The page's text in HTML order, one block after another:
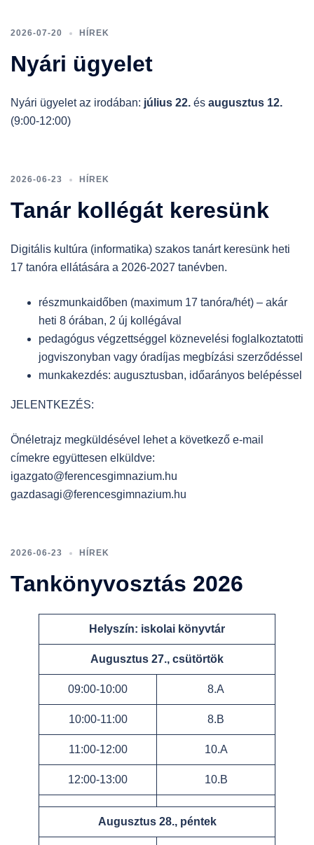
2026-07-20 HÍREK
Nyári ügyelet
Nyári ügyelet az irodában: július 22. és augusztus 12.
(9:00-12:00)
2026-06-23 HÍREK
Tanár kollégát keresünk
Digitális kultúra (informatika) szakos tanárt keresünk heti
17 tanóra ellátására a 2026-2027 tanévben.
részmunkaidőben (maximum 17 tanóra/hét) – akár
heti 8 órában, 2 új kollégával
pedagógus végzettséggel köznevelési foglalkoztatotti
jogviszonyban vagy óradíjas megbízási szerződéssel
munkakezdés: augusztusban, időarányos belépéssel
JELENTKEZÉS:
Önéletrajz megküldésével lehet a következő e-mail
címekre együttesen elküldve:
igazgato@ferencesgimnazium.hu
gazdasagi@ferencesgimnazium.hu
2026-06-23 HÍREK
Tankönyvosztás 2026
Helyszín: iskolai könyvtár
Augusztus 27., csütörtök
09:00-10:00 8.A
10:00-11:00 8.B
11:00-12:00 10.A
12:00-13:00 10.B
Augusztus 28., péntek